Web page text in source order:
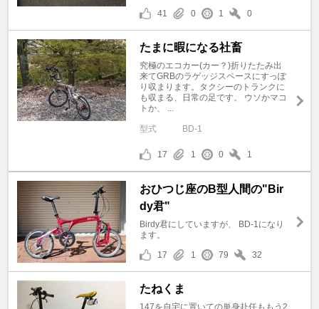
41
0 1 0
たまに暇になる社畜
究極のエコカー(カー？)折りたたみ出
来てGRBのラゲッジスペースにすっぽ
り収まります。タクシーのトランクに
も収まる、日常の足です。 ウソかマコ
トか、 ...
型式 BD-1
17 1 0 1
おひつじ座のB型人間の"Bir
dy君"
Birdy君にしていますが、 BD-1になり
ます。
17
1 79 32
たねくま
147を自宅に置いての単身赴任ももう2